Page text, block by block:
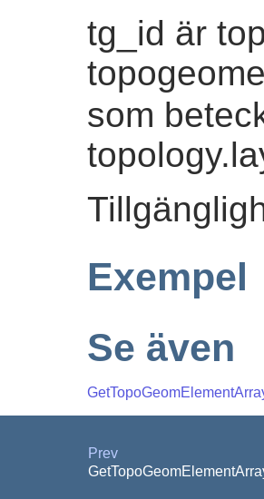
tg_id är
som
Exempel
Se även
Prev